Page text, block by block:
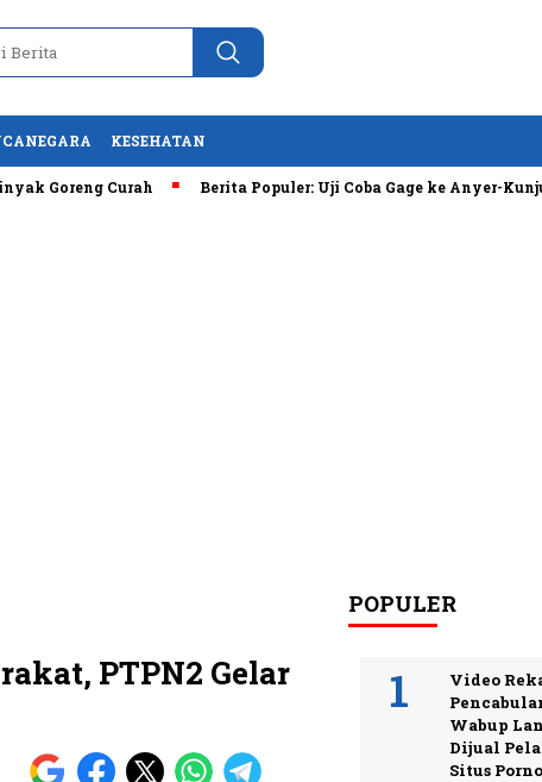
KESEHATAN
Curah Berita Populer: Uji Coba Gage ke Anyer-Kunjungan
PTPN2 Gelar
POPULER
Video
Wabup
Dijual
Situs Porno